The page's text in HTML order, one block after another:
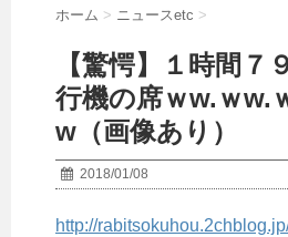
ホーム > ニュースetc >
【驚愕】１時間７
行機の席ｗw.ｗw.
w（画像あり）
2018/01/08
http://